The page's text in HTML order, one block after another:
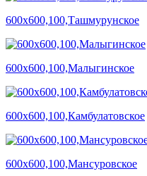
600х600,100,Ташмурунское
600х600,100,Малыгинское
600х600,100,Камбулатовское
600х600,100,Мансуровское